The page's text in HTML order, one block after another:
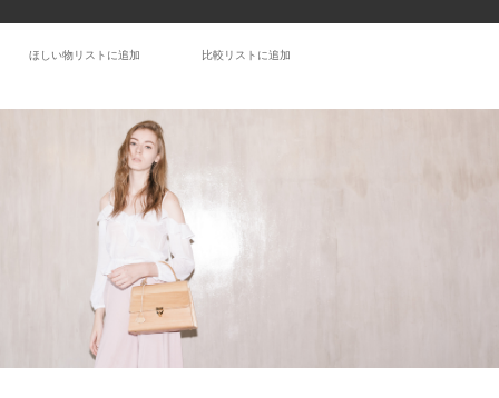
ほしい物リストに追加 比較リストに追加